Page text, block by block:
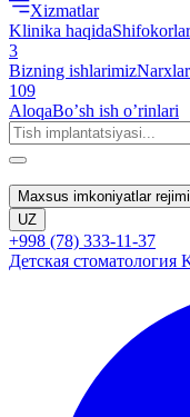
Xizmatlar
Klinika haqidaShifokorlar
3
Bizning ishlarimizNarxlar
109
AloqaBoʼsh ish oʼrinlari
Maxsus imkoniyatlar rejimi
UZ
+998 (78) 333-11-37
Детская